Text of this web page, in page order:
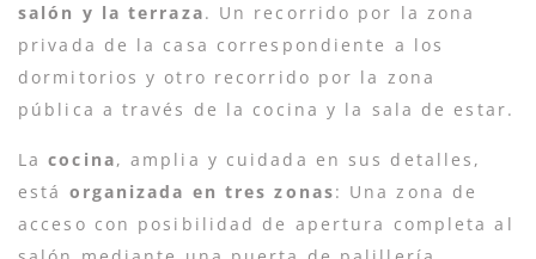
salón y la terraza. Un recorrido por la zona
privada de la casa correspondiente a los
dormitorios y otro recorrido por la zona
pública a través de la cocina y la sala de estar.
Lacocina, amplia y cuidada en sus detalles,
está organizada en tres zonas: Una zona de
acceso con posibilidad de apertura completa al